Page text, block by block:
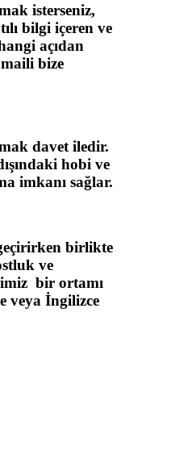
isterseniz,
bilgi içeren ve
açıdan
bize
davet iledir.
hobi ve
imkanı sağlar.
birlikte
ve
bir ortamı
veya İngilizce